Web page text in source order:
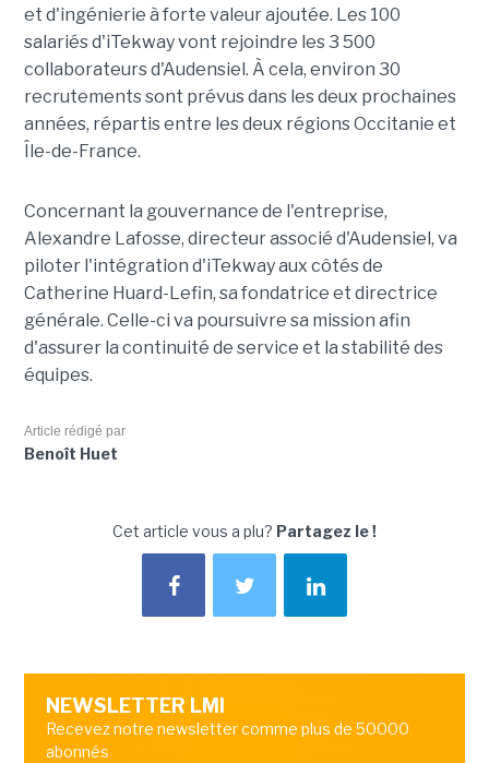
et d'ingénierie à forte valeur ajoutée. Les 100
salariés d'iTekway vont rejoindre les 3 500
collaborateurs d'Audensiel. À cela, environ 30
recrutements sont prévus dans les deux prochaines
années, répartis entre les deux régions Occitanie et
Île-de-France.
Concernant la gouvernance de l'entreprise,
Alexandre Lafosse, directeur associé d'Audensiel, va
piloter l'intégration d'iTekway aux côtés de
Catherine Huard-Lefin, sa fondatrice et directrice
générale. Celle-ci va poursuivre sa mission afin
d'assurer la continuité de service et la stabilité des
équipes.
Article rédigé par
Benoît Huet
Cet article vous a plu? Partagez le !
NEWSLETTER LMI
Recevez notre newsletter comme plus de 50000
abonnés